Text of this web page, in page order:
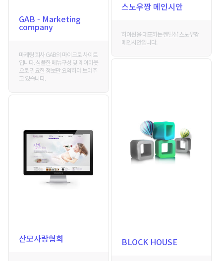
GAB - Marketing
company
마케팅 회사 GAB의 마이크로 사이트
입니다. 심플한 메뉴구성 및 레이아웃
으로 필요한 정보만 요약하여 보여주
고 있습니다.
스노우짱 메인시안
하이원을 대표하는 렌탈샵 스노우짱
메인시안입니다.
BLOCK HOUSE
산모사랑협회